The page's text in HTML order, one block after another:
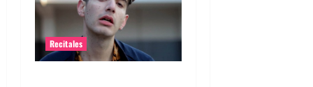
Recitales